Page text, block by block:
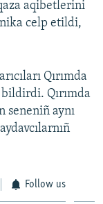
aqibetlerini
celp etildi,
Qırımda
bildirdi. Qırımda
seneniñ aynı
Follow us